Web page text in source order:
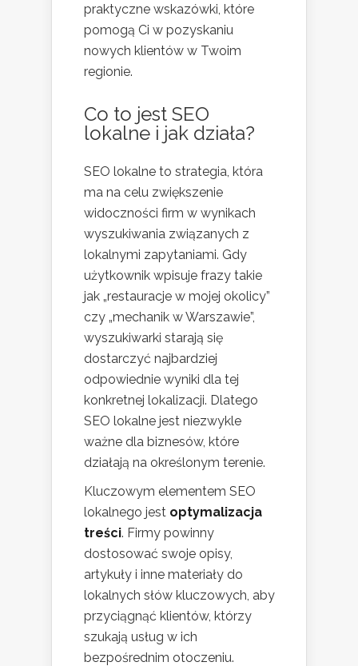
praktyczne wskazówki, które
pomogą Ci w pozyskaniu
nowych klientów w Twoim
regionie.
Co to jest SEO
lokalne i jak działa?
SEO lokalne to strategia, która
ma na celu zwiększenie
widoczności firm w wynikach
wyszukiwania związanych z
lokalnymi zapytaniami. Gdy
użytkownik wpisuje frazy takie
jak „restauracje w mojej okolicy”
czy „mechanik w Warszawie”,
wyszukiwarki starają się
dostarczyć najbardziej
odpowiednie wyniki dla tej
konkretnej lokalizacji. Dlatego
SEO lokalne jest niezwykle
ważne dla biznesów, które
działają na określonym terenie.
Kluczowym elementem SEO
lokalnego jest optymalizacja
treści. Firmy powinny
dostosować swoje opisy,
artykuły i inne materiały do
lokalnych słów kluczowych, aby
przyciągnąć klientów, którzy
szukają usług w ich
bezpośrednim otoczeniu.